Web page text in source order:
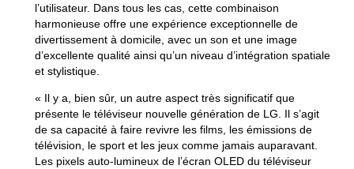
l’utilisateur. Dans tous les cas, cette combinaison
harmonieuse offre une expérience exceptionnelle de
divertissement à domicile, avec un son et une image
d’excellente qualité ainsi qu’un niveau d’intégration spatiale
et stylistique.
« Il y a, bien sûr, un autre aspect très significatif que
présente le téléviseur nouvelle génération de LG. Il s’agit
de sa capacité à faire revivre les films, les émissions de
télévision, le sport et les jeux comme jamais auparavant.
Les pixels auto-lumineux de l’écran OLED du téléviseur